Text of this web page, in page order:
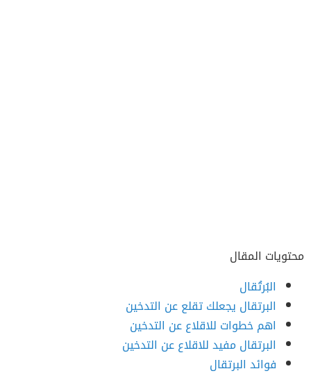
محتويات المقال
البُرتُقال
البرتقال يجعلك تقلع عن التدخين
اهم خطوات للاقلاع عن التدخين
البرتقال مفيد للاقلاع عن التدخين
فوائد البرتقال